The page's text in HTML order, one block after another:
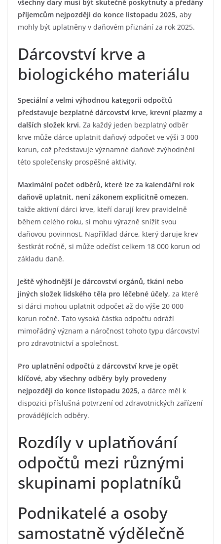
všechny dary musí být skutečně poskytnuty a předány
příjemcům nejpozději do konce listopadu 2025, aby
mohly být uplatněny v daňovém přiznání za rok 2025.
Dárcovství krve a
biologického materiálu
Speciální a velmi výhodnou kategorii odpočtů
představuje bezplatné dárcovství krve, krevní plazmy a
dalších složek krvi. Za každý jeden bezplatný odběr
krve může dárce uplatnit daňový odpočet ve výši 3 000
korun, což představuje významné daňové zvýhodnění
této společensky prospěšné aktivity.
Maximální počet odběrů, které lze za kalendářní rok
daňově uplatnit, není zákonem explicitně omezen,
takže aktivní dárci krve, kteří darují krev pravidelně
během celého roku, si mohu výrazně snížit svou
daňovou povinnost. Například dárce, který daruje krev
šestkrát ročně, si může odečíst celkem 18 000 korun od
základu daně.
Ještě výhodnější je dárcovství orgánů, tkání nebo
jiných složek lidského těla pro léčebné účely, za které
si dárci mohou uplatnit odpočet až do výše 20 000
korun ročně. Tato vysoká částka odpočtu odráží
mimořádný význam a náročnost tohoto typu dárcovství
pro zdravotnictví a společnost.
Pro uplatnění odpočtů z dárcovství krve je opět
klíčové, aby všechny odběry byly provedeny
nejpozději do konce listopadu 2025, a dárce měl k
dispozici příslušná potvrzení od zdravotnických zařízení
provádějících odběry.
Rozdíly v uplatňování
odpočtů mezi různými
skupinami poplatníků
Podnikatelé a osoby
samostatně výdělečně